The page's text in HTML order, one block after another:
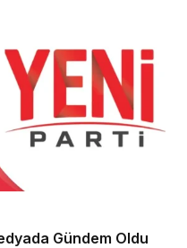
Gündem Oldu